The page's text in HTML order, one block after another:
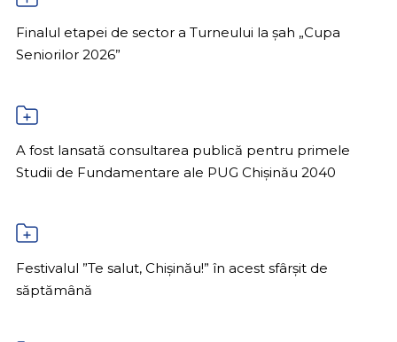
Finalul etapei de sector a Turneului la șah „Cupa
Seniorilor 2026”
A fost lansată consultarea publică pentru primele
Studii de Fundamentare ale PUG Chișinău 2040
Festivalul ”Te salut, Chișinău!” în acest sfârșit de
săptămână